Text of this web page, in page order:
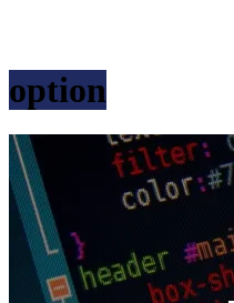
option